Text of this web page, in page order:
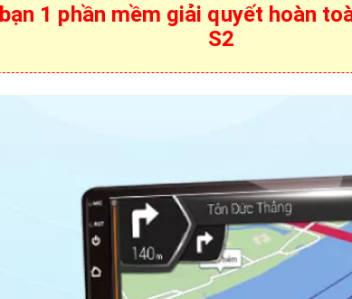
1 phần mềm giải quyết hoàn
S2